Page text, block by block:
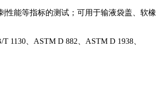
性能等指标的测试；可用于输液袋盖、软橡
1130、ASTM D 882、ASTM D 1938、